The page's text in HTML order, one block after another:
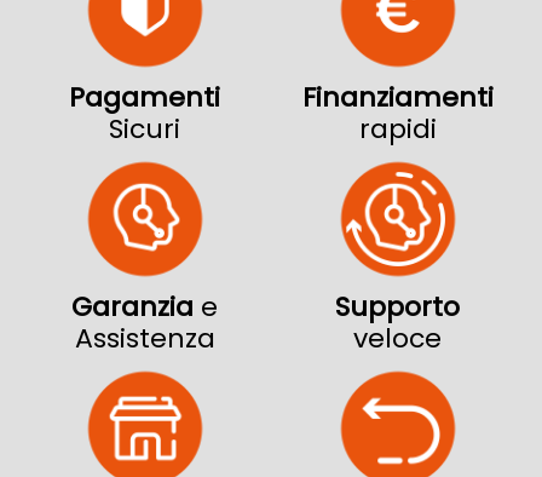
Pagamenti
Sicuri
Finanziamenti
rapidi
Garanzia e
Assistenza
Supporto
veloce